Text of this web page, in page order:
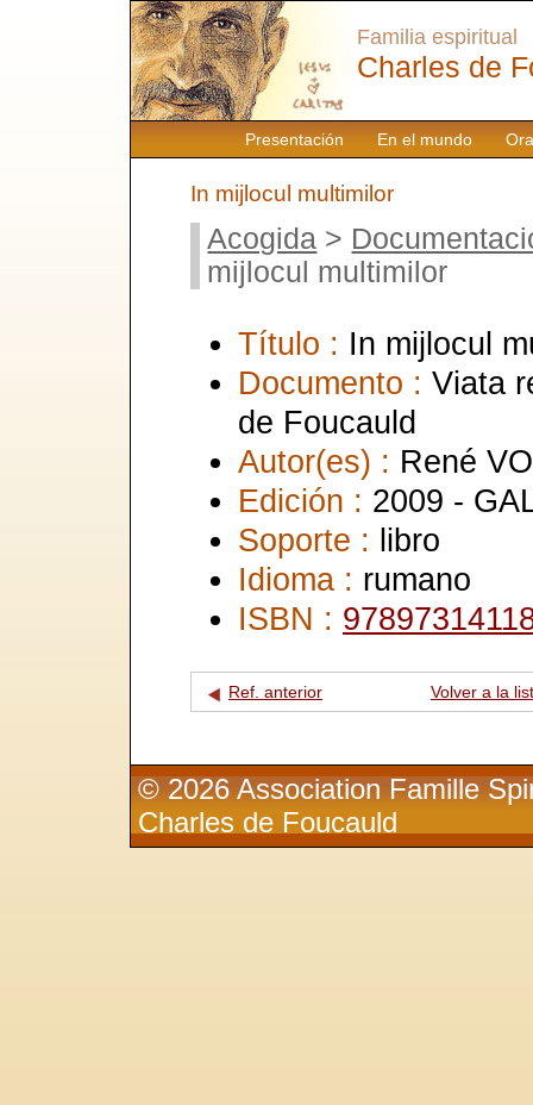
Presentación En el mundo
Familia espiritual
Charles de
In mijlocul multimilor
Acogida >
mijlocul multimilor
Título : In mijlocul
Documento : Viata
de Foucauld
Autor(es) : René
Edición : 2009 -
Soporte : libro
Idioma : rumano
ISBN :
Ref. anterior Volver a la
© 2026 Association Famille
Charles de Foucauld